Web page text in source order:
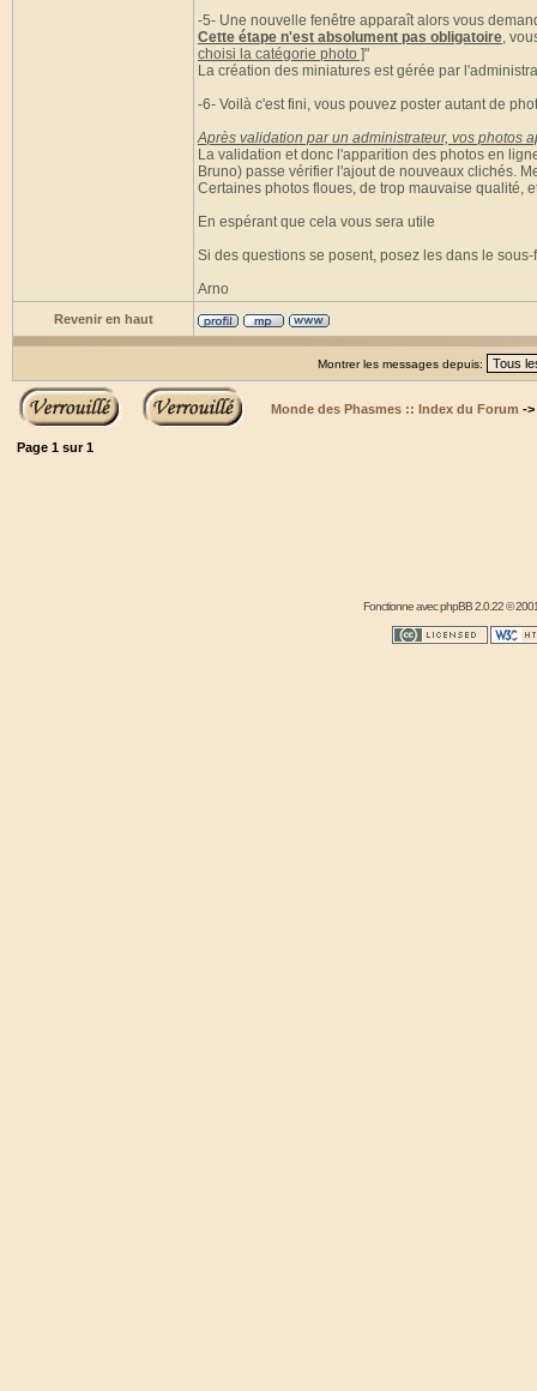
-5- Une nouvelle fenêtre apparaît alors vous
Cette étape n'est absolument pas obligatoire,
choisi la catégorie photo ]"
La création des miniatures est gérée par
-6- Voilà c'est fini, vous pouvez poster autant de
Après validation par un administrateur, vos photos
La validation et donc l'apparition des photos en
Bruno) passe vérifier l'ajout de nouveaux clichés.
Certaines photos floues, de trop mauvaise qualité,
En espérant que cela vous sera utile
Si des questions se posent, posez les dans le sous-
Arno
Revenir en haut
Montrer les messages depuis:
Monde des Phasmes :: Index du Forum ->
Page 1 sur1
Fonctionne avecphpBB2.0.22 ©